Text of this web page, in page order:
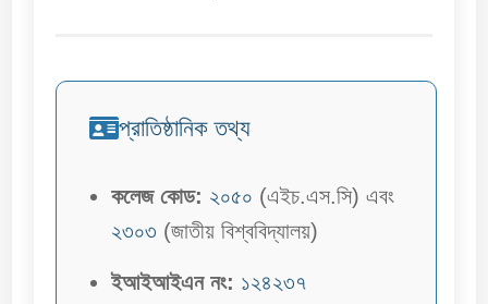
প্রাতিষ্ঠানিক তথ্য
কলেজ কোড: ২০৫০ (এইচ.এস.সি) এবং
২৩০৩ (জাতীয় বিশ্ববিদ্যালয়)
ইআইআইএন নং: ১২৪২৩৭